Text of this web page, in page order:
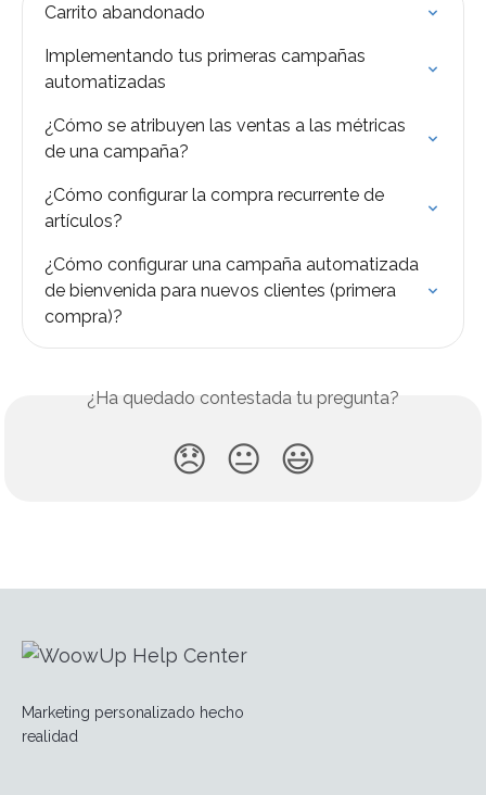
Carrito abandonado
Implementando tus primeras campañas
automatizadas
¿Cómo se atribuyen las ventas a las métricas
de una campaña?
¿Cómo configurar la compra recurrente de
artículos?
¿Cómo configurar una campaña automatizada
de bienvenida para nuevos clientes (primera
compra)?
¿Ha quedado contestada tu pregunta?
😞 😐 😃
Marketing personalizado hecho
realidad